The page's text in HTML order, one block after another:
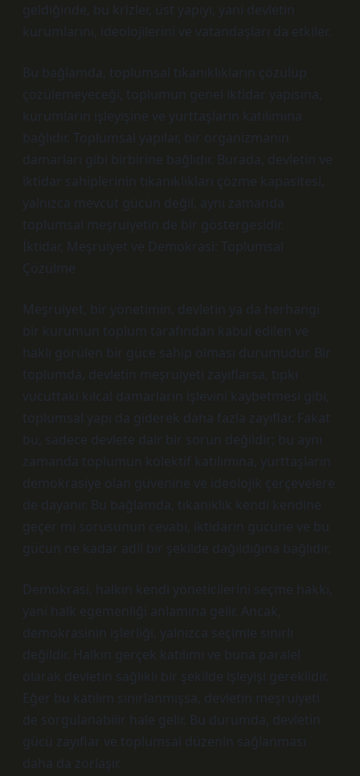
geldiğinde, bu krizler, üst yapıyı, yani devletin
kurumlarını, ideolojilerini ve vatandaşları da etkiler.
Bu bağlamda, toplumsal tıkanıklıkların çözülüp
çözülemeyeceği, toplumun genel iktidar yapısına,
kurumların işleyişine ve yurttaşların katılımına
bağlıdır. Toplumsal yapılar, bir organizmanın
damarları gibi birbirine bağlıdır. Burada, devletin ve
iktidar sahiplerinin tıkanıklıkları çözme kapasitesi,
yalnızca mevcut gücün değil, aynı zamanda
toplumsal meşruiyetin de bir göstergesidir.
İktidar, Meşruiyet ve Demokrasi: Toplumsal
Çözülme
Meşruiyet, bir yönetimin, devletin ya da herhangi
bir kurumun toplum tarafından kabul edilen ve
haklı görülen bir güce sahip olması durumudur. Bir
toplumda, devletin meşruiyeti zayıflarsa, tıpkı
vücuttaki kılcal damarların işlevini kaybetmesi gibi,
toplumsal yapı da giderek daha fazla zayıflar. Fakat
bu, sadece devlete dair bir sorun değildir; bu aynı
zamanda toplumun kolektif katılımına, yurttaşların
demokrasiye olan güvenine ve ideolojik çerçevelere
de dayanır. Bu bağlamda, tıkanıklık kendi kendine
geçer mi sorusunun cevabı, iktidarın gücüne ve bu
gücün ne kadar adil bir şekilde dağıldığına bağlıdır.
Demokrasi, halkın kendi yöneticilerini seçme hakkı,
yani halk egemenliği anlamına gelir. Ancak,
demokrasinin işlerliği, yalnızca seçimle sınırlı
değildir. Halkın gerçek katılımı ve buna paralel
olarak devletin sağlıklı bir şekilde işleyişi gereklidir.
Eğer bu katılım sınırlanmışsa, devletin meşruiyeti
de sorgulanabilir hale gelir. Bu durumda, devletin
gücü zayıflar ve toplumsal düzenin sağlanması
daha da zorlaşır.